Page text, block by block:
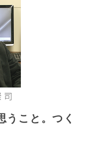
うこと。つく